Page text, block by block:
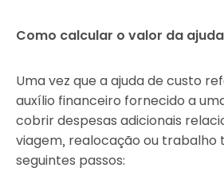
Como calcular o valor da ajuda
Uma vez que a ajuda de custo
auxílio financeiro fornecido a
cobrir despesas adicionais
viagem, realocação ou trabalho
seguintes passos: